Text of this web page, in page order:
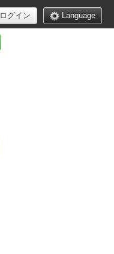
Language
ログイン